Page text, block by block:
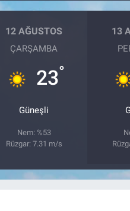
12 AĞUSTOS
ÇARŞAMBA
23°
Güneşli
Nem: %53
Rüzgar: 7.31 m/s
13